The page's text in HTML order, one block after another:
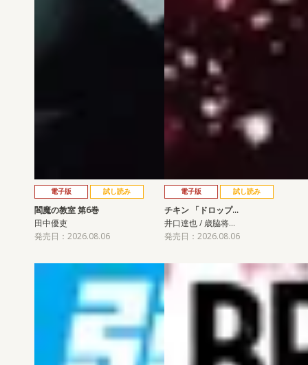
電子版 試し読み
閻魔の教室 第6巻
田中優吏
発売日：2026.08.06
電子版 試し読み
チキン 「ドロップ…
井口達也 / 歳脇将…
発売日：2026.08.06